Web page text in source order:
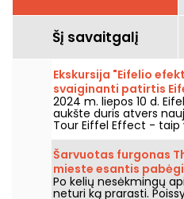
Šį savaitgalį
Ekskursija "Eifelio
svaiginanti patirtis
nemokamas kuponas
2024 m. liepos 10 d.
aukšte duris atvers
Tour Eiffel Effect - taip
komandinis žaidimas,
fantastiškame
bokštą ir skraidysite
kulminacinę akimirką.
atidarymo dieną nuo
Šarvuotas furgonas
mieste esantis
kuriame tavo
Po kelių nesėkmingų
neturi ką prarasti.